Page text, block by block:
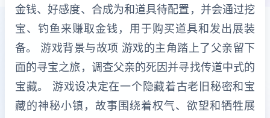
金钱、好感度、合成为和道具待配置，并会通过挖
宝、钓鱼来赚取金钱，用于购买道具和发出展装
备。 游戏背景与故项 游戏的主角踏上了父亲留下
面的寻宝之旅，调查父亲的死因并寻找传道中式的
宝藏。 游戏设决定在一个隐藏着古老旧秘密和宝
藏的神秘小镇，故事围绕着权气、欲望和牺牲展